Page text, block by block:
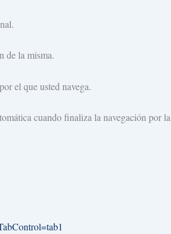
de la misma.
el que usted navega.
cuando finaliza la navegación por la